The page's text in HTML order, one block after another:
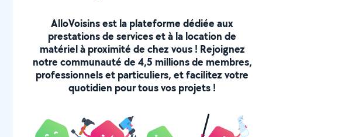
AlloVoisins est la plateforme dédiée aux
prestations de services et à la location de
matériel à proximité de chez vous ! Rejoignez
notre communauté de 4,5 millions de membres,
professionnels et particuliers, et facilitez votre
quotidien pour tous vos projets !